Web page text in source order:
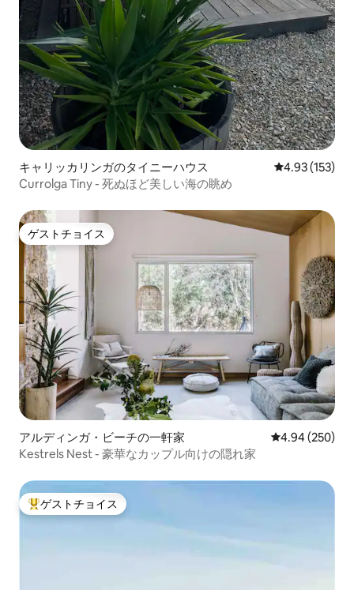
キャリッカリンガのタイニーハウス レビュー153
4.93 (153)
Currolga Tiny - 死ぬほど美しい海の眺め
ゲストチョイス
ゲストチョイス
アルディンガ・ビーチの一軒家 レビュー250
4.94 (250)
Kestrels Nest - 豪華なカップル向けの隠れ家
大好評のゲストチョイスです。
ゲストチョイス